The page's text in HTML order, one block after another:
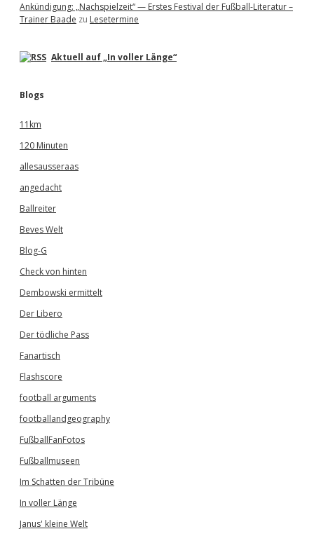
Ankündigung: „Nachspielzeit“ — Erstes Festival der Fußball-Literatur –
Trainer Baade zu Lesetermine
Aktuell auf „In voller Länge“
Blogs
11km
120 Minuten
allesausseraas
angedacht
Ballreiter
Beves Welt
Blog-G
Check von hinten
Dembowski ermittelt
Der Libero
Der tödliche Pass
Fanartisch
Flashscore
football arguments
footballandgeography
FußballFanFotos
Fußballmuseen
Im Schatten der Tribüne
In voller Länge
Janus' kleine Welt